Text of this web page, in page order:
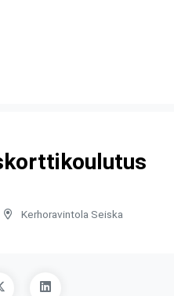
Kerhoravintola Seiska